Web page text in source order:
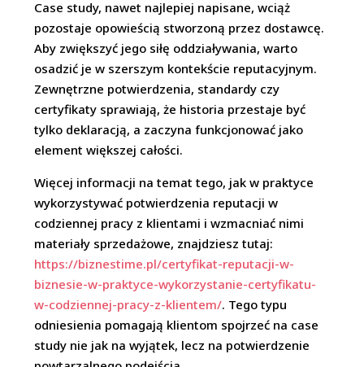
Case study, nawet najlepiej napisane, wciąż
pozostaje opowieścią stworzoną przez dostawcę.
Aby zwiększyć jego siłę oddziaływania, warto
osadzić je w szerszym kontekście reputacyjnym.
Zewnętrzne potwierdzenia, standardy czy
certyfikaty sprawiają, że historia przestaje być
tylko deklaracją, a zaczyna funkcjonować jako
element większej całości.
Więcej informacji na temat tego, jak w praktyce
wykorzystywać potwierdzenia reputacji w
codziennej pracy z klientami i wzmacniać nimi
materiały sprzedażowe, znajdziesz tutaj:
https://biznestime.pl/certyfikat-reputacji-w-
biznesie-w-praktyce-wykorzystanie-certyfikatu-
w-codziennej-pracy-z-klientem/. Tego typu
odniesienia pomagają klientom spojrzeć na case
study nie jak na wyjątek, lecz na potwierdzenie